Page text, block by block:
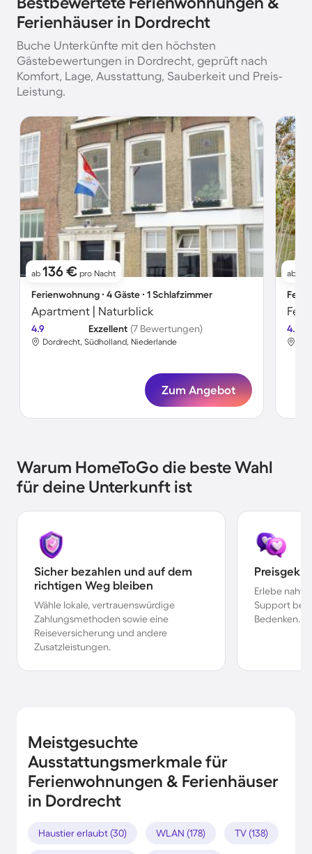
Ferienhäuser in Dordrecht
Buche Unterkünfte mit den höchsten
Gästebewertungen in Dordrecht, geprüft nach
Komfort, Lage, Ausstattung, Sauberkeit und Preis-
Leistung.
ab 136 € pro Nacht
Ferienwohnung ∙ 4 Gäste ∙ 1 Schlafzimmer
Apartment | Naturblick
4.9 Exzellent (7 Bewertungen)
Dordrecht, Südholland, Niederlande
Zum Angebot
ab
4.7
Warum HomeToGo die beste Wahl
für deine Unterkunft ist
Sicher bezahlen und auf dem
richtigen Weg bleiben
Wähle lokale, vertrauenswürdige
Zahlungsmethoden sowie eine
Reiseversicherung und andere
Zusatzleistungen.
Erlebe
Support bei
Bedenken.
Meistgesuchte
Ausstattungsmerkmale für
Ferienwohnungen & Ferienhäuser
in Dordrecht
Haustier erlaubt (30) WLAN (178) TV (138)